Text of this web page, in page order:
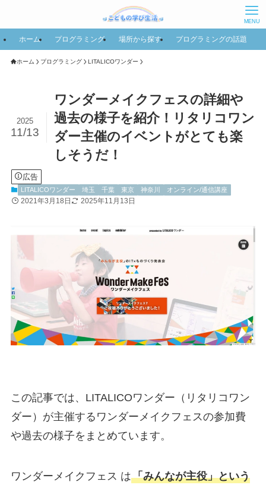
MENU
ホーム プログラミング 場所から探す プログラミングの話題
ホーム プログラミング LITALICOワンダー
ワンダーメイクフェスの詳細や
過去の様子を紹介！リタリコワン
ダー主催のイベントがとても楽
しそうだ！
2025
11/13
広告
LITALICOワンダー 埼玉 千葉 東京 神奈川 オンライン/通信講座
2021年3月18日 2025年11月13日
この記事では、LITALICOワンダー（リタリコワン
ダー）が主催するワンダーメイクフェスの参加費
や過去の様子をまとめています。
ワンダーメイクフェス は「みんなが主役」という